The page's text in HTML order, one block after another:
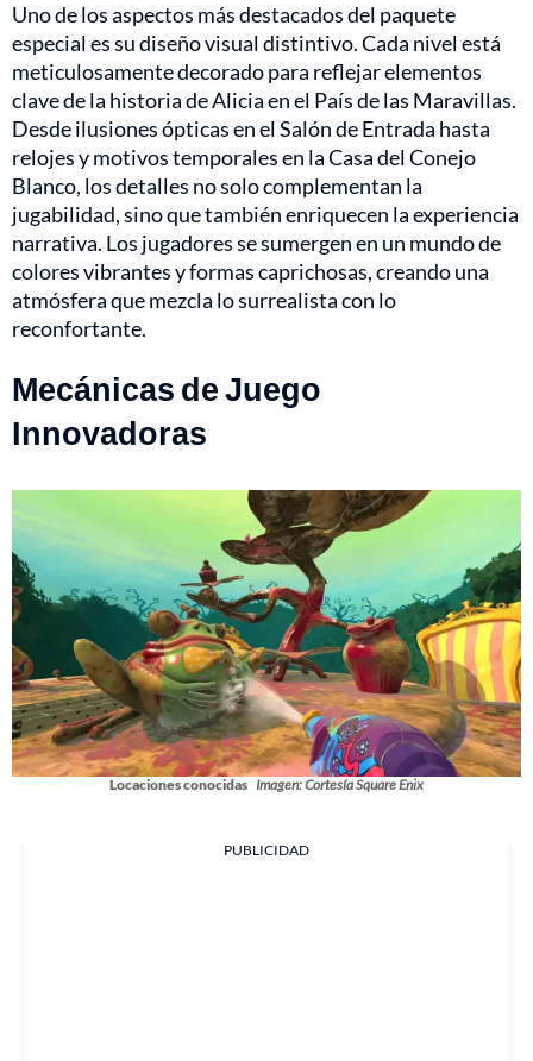
Uno de los aspectos más destacados del paquete
especial es su diseño visual distintivo. Cada nivel está
meticulosamente decorado para reflejar elementos
clave de la historia de Alicia en el País de las Maravillas.
Desde ilusiones ópticas en el Salón de Entrada hasta
relojes y motivos temporales en la Casa del Conejo
Blanco, los detalles no solo complementan la
jugabilidad, sino que también enriquecen la experiencia
narrativa. Los jugadores se sumergen en un mundo de
colores vibrantes y formas caprichosas, creando una
atmósfera que mezcla lo surrealista con lo
reconfortante.
Mecánicas de Juego
Innovadoras
Locaciones conocidas Imagen: Cortesía Square Enix
PUBLICIDAD